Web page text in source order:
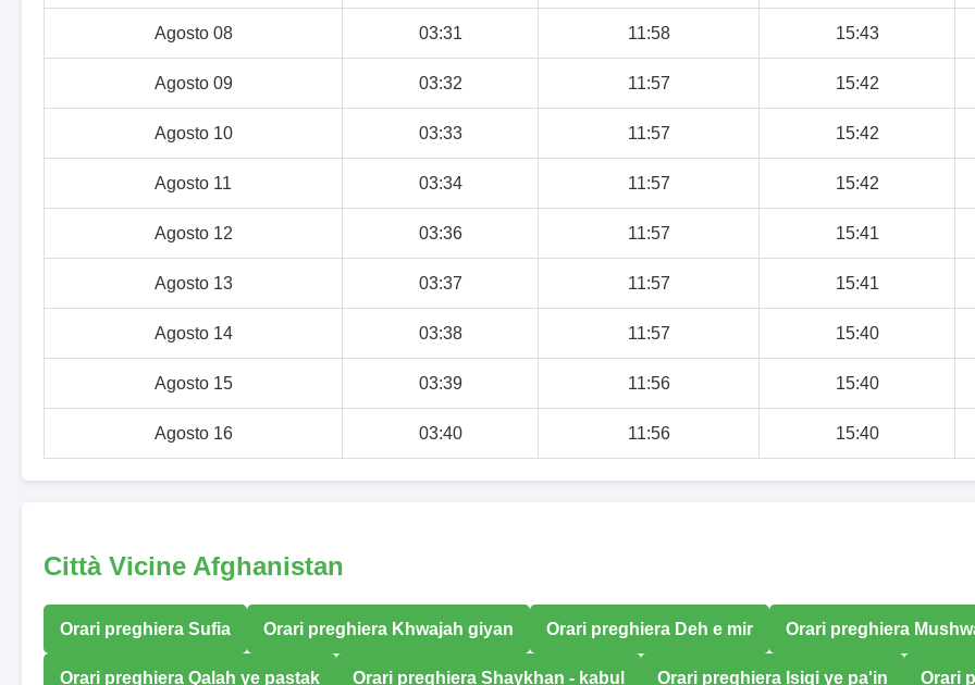
Agosto 08 03:31 11:58 15:43
Agosto 09 03:32 11:57 15:42
Agosto 10 03:33 11:57 15:42
Agosto 11 03:34 11:57 15:42
Agosto 12 03:36 11:57 15:41
Agosto 13 03:37 11:57 15:41
Agosto 14 03:38 11:57 15:40
Agosto 15 03:39 11:56 15:40
Agosto 16 03:40 11:56 15:40
Città Vicine Afghanistan
Orari preghiera Sufia Orari preghiera Khwajah giyan Orari preghiera Deh e mir Orari preghiera
Orari preghiera Qalah ye pastak Orari preghiera Shaykhan - kabul Orari preghiera Isiqi ye pa'in Orari